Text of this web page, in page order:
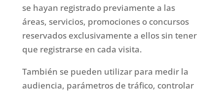
se hayan registrado previamente a las
áreas, servicios, promociones o concursos
reservados exclusivamente a ellos sin tener
que registrarse en cada visita.
También se pueden utilizar para medir la
audiencia, parámetros de tráfico, controlar